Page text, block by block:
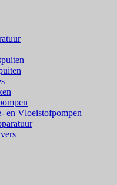
en Vloeistofpompen